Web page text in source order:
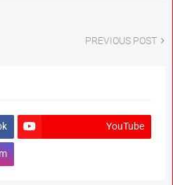
PREVIOUS POST
YouTube